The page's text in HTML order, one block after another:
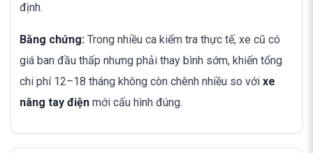
định.
Bằng chứng: Trong nhiều ca kiểm tra thực tế, xe cũ có
giá ban đầu thấp nhưng phải thay bình sớm, khiến tổng
chi phí 12–18 tháng không còn chênh nhiều so với xe
nâng tay điện mới cấu hình đúng.